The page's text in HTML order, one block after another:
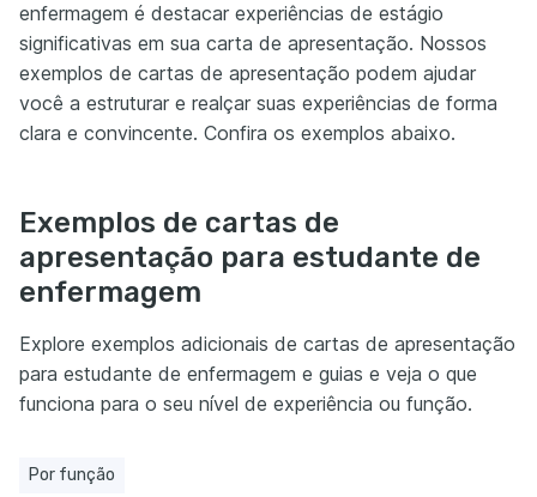
enfermagem é destacar experiências de estágio
significativas em sua carta de apresentação. Nossos
exemplos de cartas de apresentação podem ajudar
você a estruturar e realçar suas experiências de forma
clara e convincente. Confira os exemplos abaixo.
Exemplos de cartas de
apresentação para estudante de
enfermagem
Explore exemplos adicionais de cartas de apresentação
para estudante de enfermagem e guias e veja o que
funciona para o seu nível de experiência ou função.
Por função